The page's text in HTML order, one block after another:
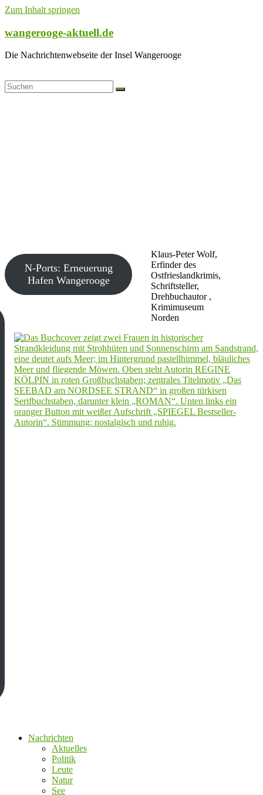
Zum Inhalt springen
wangerooge-aktuell.de
Die Nachrichtenwebseite der Insel Wangerooge
Klaus-Peter Wolf,
Erfinder des
Ostfrieslandkrimis,
Schriftsteller,
Drehbuchautor ,
Krimimuseum
Norden
N-Ports: Erneuerung
Hafen Wangerooge
Nachrichten
Aktuelles
Politik
Leute
Natur
See